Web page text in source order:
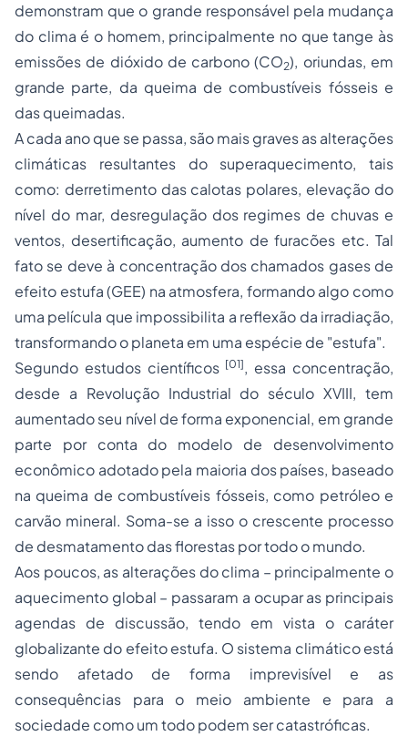
demonstram que o grande responsável pela mudança
do clima é o homem, principalmente no que tange às
emissões de dióxido de carbono (CO2), oriundas, em
grande parte, da queima de combustíveis fósseis e
das queimadas.
A cada ano que se passa, são mais graves as alterações
climáticas resultantes do superaquecimento, tais
como: derretimento das calotas polares, elevação do
nível do mar, desregulação dos regimes de chuvas e
ventos, desertificação, aumento de furacões etc. Tal
fato se deve à concentração dos chamados gases de
efeito estufa (GEE) na atmosfera, formando algo como
uma película que impossibilita a reflexão da irradiação,
transformando o planeta em uma espécie de "estufa".
Segundo estudos científicos [01], essa concentração,
desde a Revolução Industrial do século XVIII, tem
aumentado seu nível de forma exponencial, em grande
parte por conta do modelo de desenvolvimento
econômico adotado pela maioria dos países, baseado
na queima de combustíveis fósseis, como petróleo e
carvão mineral. Soma-se a isso o crescente processo
de desmatamento das florestas por todo o mundo.
Aos poucos, as alterações do clima – principalmente o
aquecimento global – passaram a ocupar as principais
agendas de discussão, tendo em vista o caráter
globalizante do efeito estufa. O sistema climático está
sendo afetado de forma imprevisível e as
consequências para o meio ambiente e para a
sociedade como um todo podem ser catastróficas.